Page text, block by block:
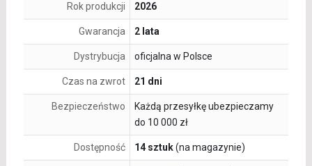
Rok produkcji 2026
Gwarancja 2 lata
Dystrybucja oficjalna w Polsce
Czas na zwrot 21 dni
Bezpieczeństwo
Każdą przesyłkę ubezpieczamy
do 10 000 zł
Dostępność 14 sztuk(na magazynie)